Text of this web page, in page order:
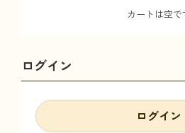
カートは空で
ログイン
ログイン